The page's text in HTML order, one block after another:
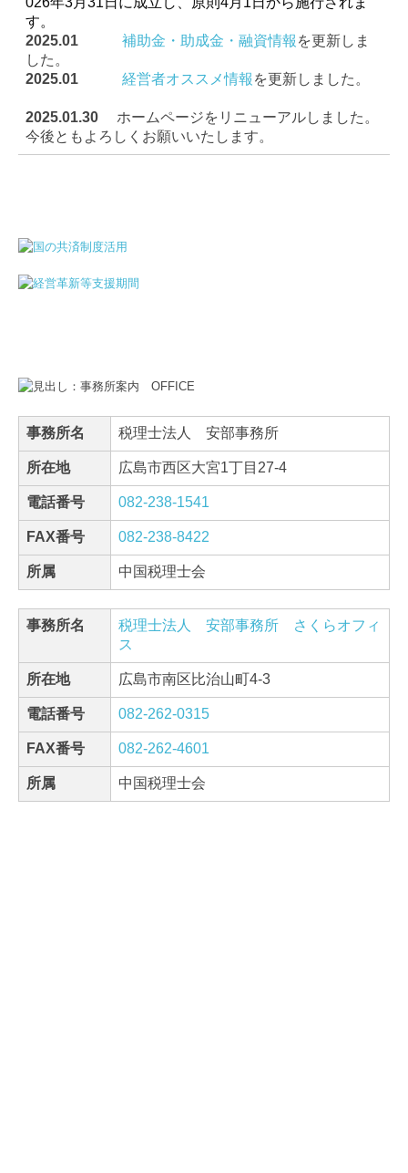
す。
2025.01 補助金・助成金・融資情報 を更新しま
した。
2025.01
経営者オススメ情報 を更新しました。
2025.01.30 ホームページをリニューアルしました。
今後ともよろしくお願いいたします。
事務所名 税理士法人 安部事務所
所在地 広島市西区大宮1丁目27-4
電話番号 082-238-1541
FAX番号 082-238-8422
所属 中国税理士会
事務所名
税理士法人 安部事務所 さくらオフィ
ス
所在地 広島市南区比治山町4-3
電話番号 082-262-0315
FAX番号 082-262-4601
所属 中国税理士会